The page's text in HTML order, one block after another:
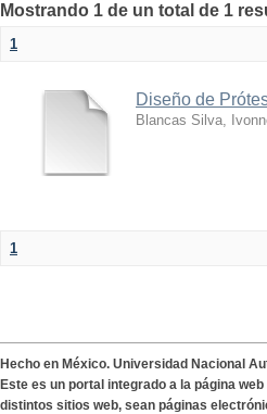
Mostrando 1 de un total de 1
1
Diseño de
Blancas Silva,
1
Hecho en México. Universidad Nacional
Este es un portal integrado a la página
distintos sitios web, sean páginas